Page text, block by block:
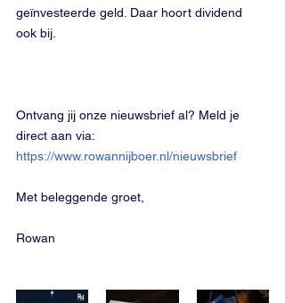
geïnvesteerde geld. Daar hoort dividend
ook bij.
Ontvang jij onze nieuwsbrief al? Meld je
direct aan via:
https://www.rowannijboer.nl/nieuwsbrief
Met beleggende groet,
Rowan